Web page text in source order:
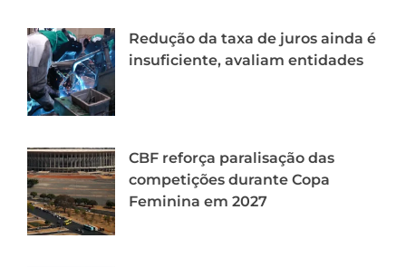
Redução da taxa de juros ainda é
insuficiente, avaliam entidades
CBF reforça paralisação das
competições durante Copa
Feminina em 2027